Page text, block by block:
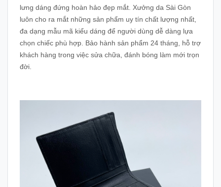
lưng dáng đứng hoàn hảo đẹp mắt. Xưởng da Sài Gòn
luôn cho ra mắt những sản phẩm uy tín chất lượng nhất,
đa dạng mẫu mã kiểu dáng để người dùng dễ dàng lựa
chọn chiếc phù hợp. Bảo hành sản phẩm 24 tháng, hỗ trợ
khách hàng trong việc sửa chữa, đánh bóng làm mới trọn
đời.